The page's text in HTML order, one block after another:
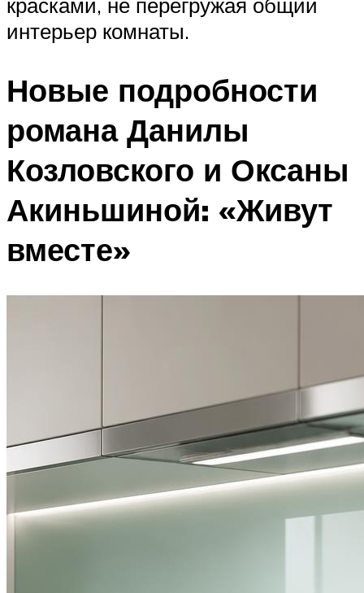
интерьер комнаты.
Новые подробности
романа Данилы
Козловского и Оксаны
Акиньшиной: «Живут
вместе»